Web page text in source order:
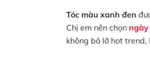
Tóc màu xanh đen
Chị em nên chọn
không bỏ lỡ hot